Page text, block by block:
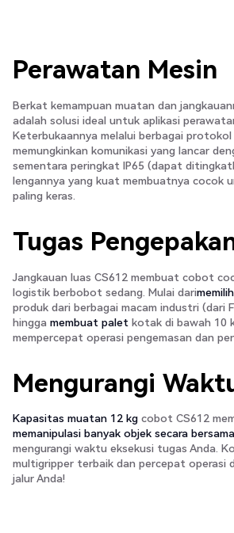
Perawatan Mesin
Berkat kemampuan muatan dan
adalah solusi ideal untuk aplikasi
Keterbukaannya melalui berbagai
memungkinkan komunikasi yang lancar
sementara peringkat IP65 (dapat
lengannya yang kuat membuatnya cocok
paling keras.
Tugas
Jangkauan luas CS612 membuat cobot
logistik berbobot sedang. Mulai dari
produk dari berbagai macam industri (dari
hingga membuat palet kotak di bawah 10
mempercepat operasi pengemasan dan
Mengurangi
Kapasitas muatan 12 kg cobot CS612
memanipulasi banyak objek secara
mengurangi waktu eksekusi tugas Anda.
multigripper terbaik dan percepat operasi
jalur Anda!